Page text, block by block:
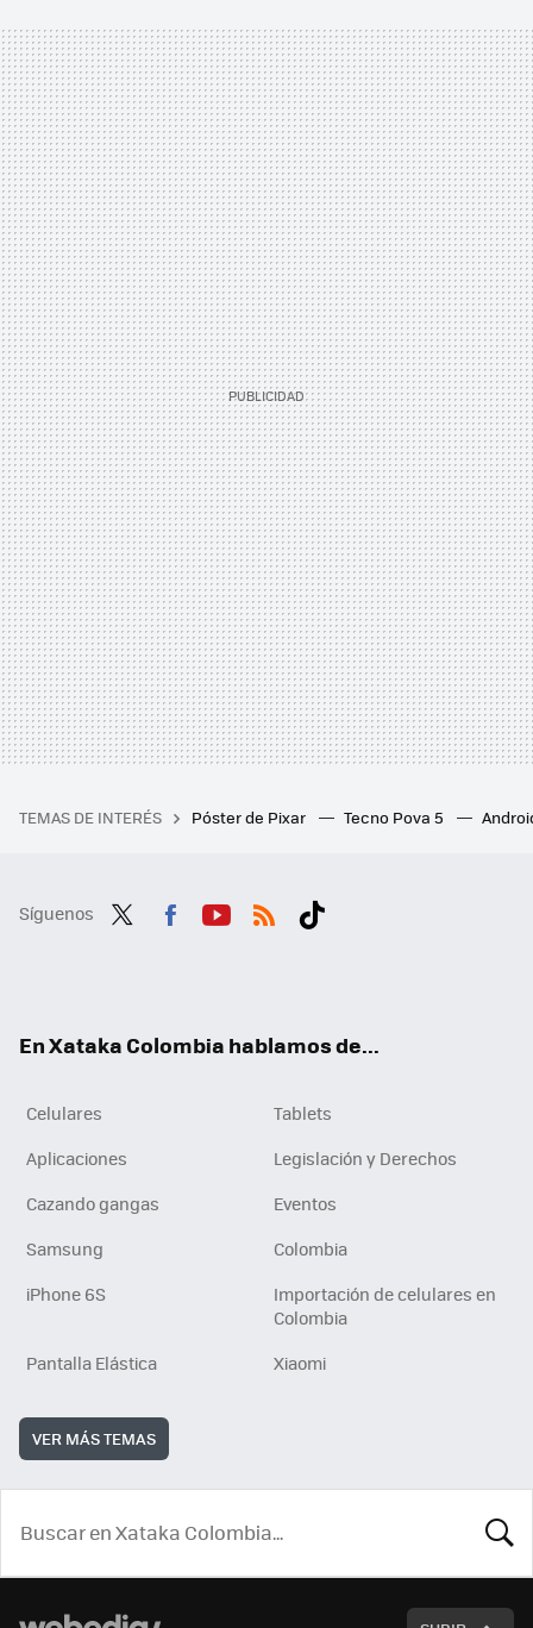
TEMAS DE INTERÉS Póster de Pixar Tecno Pova 5
Síguenos
En Xataka Colombia hablamos de...
Celulares
Tablets
Aplicaciones
Legislación y Derechos
Cazando gangas
Eventos
Samsung
Colombia
iPhone 6S
Importación de celulares en
Colombia
Pantalla Elástica
Xiaomi
VER MÁS TEMAS